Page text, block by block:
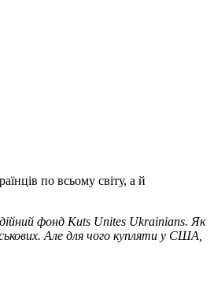
по всьому світу, а й
фонд Kuts Unites Ukrainians. Як
Але для чого купляти у США,